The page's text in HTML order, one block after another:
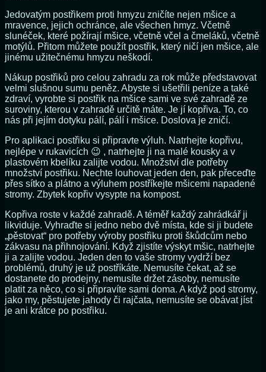
Jedovatým postřikem proti hmyzu zničíte nejen mšice a
mravence, jejich ochránce, ale všechen hmyz. Včetně
slunéček, které požírají mšice, včetně včel a čmeláků, včetně
motýlů. Přitom můžete použít postřik, který ničí jen mšice, ale
jinému užitečnému hmyzu neškodí.
Nákup postřiků pro celou zahradu za rok může představovat
velmi slušnou sumu peněz. Abyste si ušetřili peníze a také
zdraví, vyrobte si postřik na mšice sami ve své zahradě ze
suroviny, kterou v zahradě určitě máte. Je jí kopřiva. To, co
nás při jejím dotyku pálí, pálí i mšice. Doslova je zničí.
Pro aplikaci postřiku si připravte výluh. Natrhejte kopřivu,
nejlépe v rukavicích 😉 , natrhejte ji na malé kousky a v
plastovém kbelíku zalijte vodou. Množství dle potřeby
množství postřiku. Nechte louhovat jeden den, pak přeceďte
přes sítko a plátno a výluhem postříkejte mšicemi napadené
stromy. Zbytek kopřiv vysypte na kompost.
Kopřiva roste v každé zahradě. A téměř každý zahrádkář ji
likviduje. Vyhraďte si jedno nebo dvě místa, kde si ji budete
„pěstovat“ pro potřeby výroby postřiku proti škůdcům nebo
zákvasu na přihnojování. Když zjistíte výskyt mšic, natrhejte
ji a zalijte vodou. Jeden den to vaše stromy vydrží bez
problémů, druhý je už postříkáte. Nemusíte čekat, až se
dostanete do prodejny, nemusíte držet zásoby, nemusíte
platit za něco, co si připravíte sami doma. A když pod stromy,
jako my, pěstujete jahody či rajčata, nemusíte se obávat jíst
je ani krátce po postřiku.